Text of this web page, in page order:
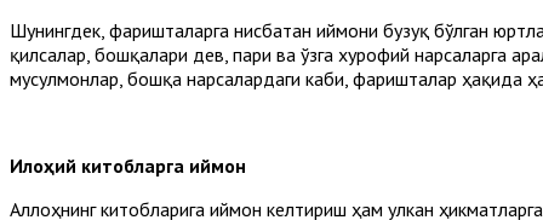
Шунингдек, фаришталарга нисбатан иймони бузуқ бўлган
қилсалар, бошқалари дев, пари ва ўзга хурофий нарсаларга
мусулмонлар, бошқа нарсалардаги каби, фаришталар ҳақида
Илоҳий китобларга иймон
Аллоҳнинг китобларига иймон келтириш ҳам улкан